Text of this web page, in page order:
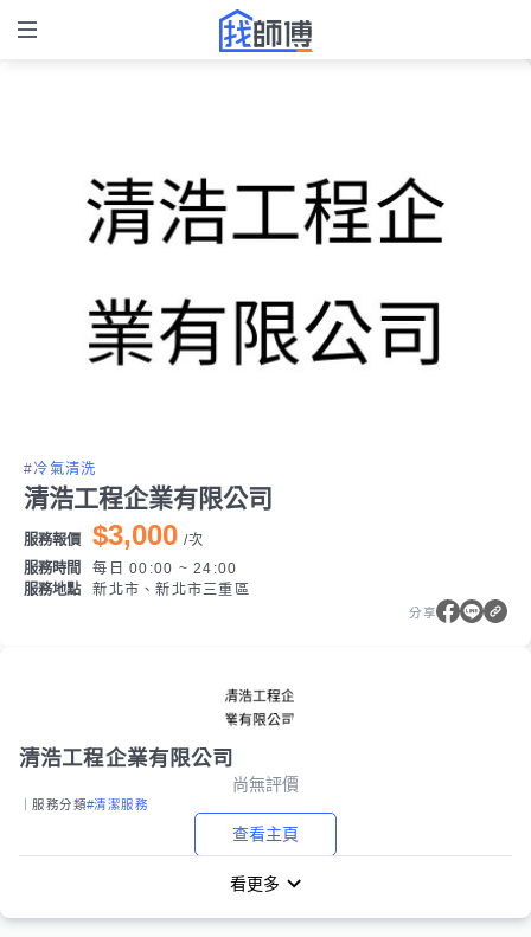
#冷氣清洗
清浩工程企業有限公司
服務報價 $3,000 /次
服務時間
每日 00:00 ~ 24:00
服務地點
新北市、新北市三重區
分享
清浩工程企業有限公司
尚無評價
｜服務分類#清潔服務
查看主頁
看更多